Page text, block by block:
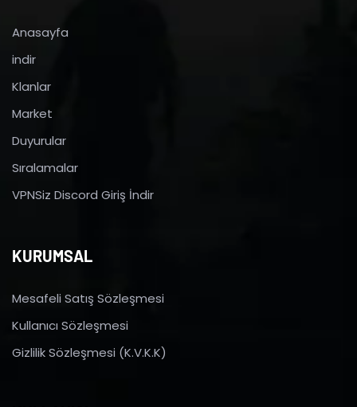
Anasayfa
indir
Klanlar
Market
Duyurular
Sıralamalar
VPNSiz Discord Giriş İndir
KURUMSAL
Mesafeli Satış Sözleşmesi
Kullanıcı Sözleşmesi
Gizlilik Sözleşmesi (K.V.K.K)